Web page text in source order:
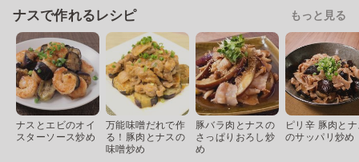
ナスで作れるレシピ もっと見る
ナスとエビのオイ
スターソース炒め
万能味噌だれで作
る！豚肉とナスの
味噌炒め
豚バラ肉とナスの
さっぱりおろし炒
め
ピリ辛 豚肉と
のサッパリ炒め